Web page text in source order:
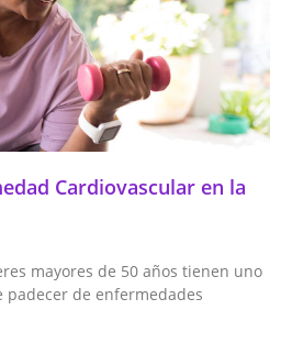
Cardiovascular en la
mayores de 50 años tienen uno
padecer de enfermedades